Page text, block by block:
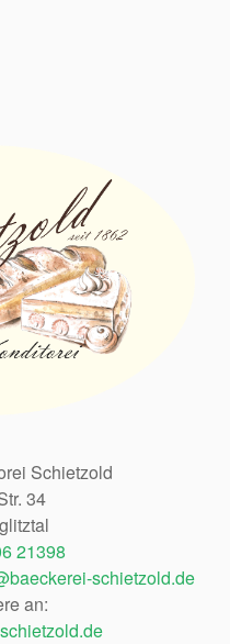
Schietzold
34
21398
schietzold.de
an: